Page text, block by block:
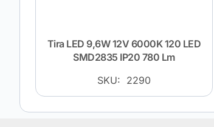
Tira LED 9,6W 12V 6000K 120 LED
SMD2835 IP20 780 Lm
SKU: 2290